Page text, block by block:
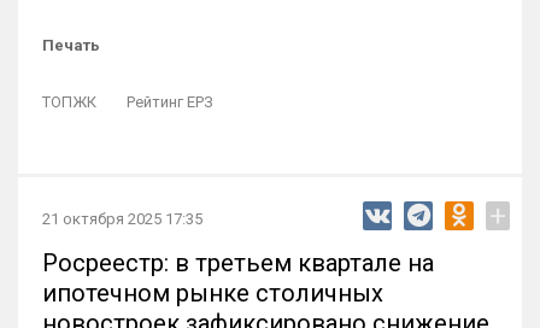
Печать
ТОПЖК Рейтинг ЕРЗ
21 октября 2025 17:35 +
Росреестр: в третьем квартале на
ипотечном рынке столичных